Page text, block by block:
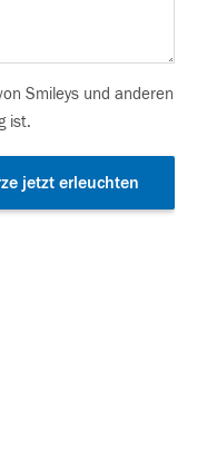
Smileys und anderen
ist.
jetzt erleuchten